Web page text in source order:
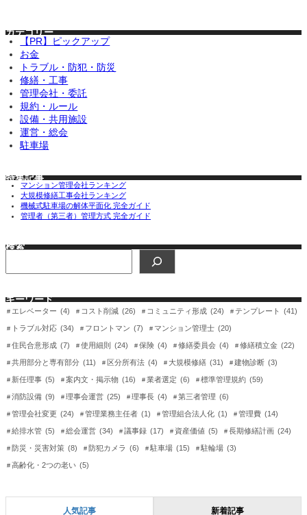
カテゴリー
【PR】ピックアップ
お金
トラブル・防犯・防災
修繕・工事
管理会社・委託
規約・ルール
設備・共用施設
運営・総会
駐車場
特集記事
マンション管理会社ランキング
大規模修繕工事会社ランキング
機械式駐車場の解体平面化 完全ガイド
管理者（第三者）管理方式 完全ガイド
検索
キーワード
エレベーター (4) コスト削減 (26) コミュニティ形成 (24) テンプレート (41)
トラブル対応 (34) フロントマン (7) マンション管理士 (20)
住民合意形成 (7) 使用細則 (24) 保険 (4) 修繕委員会 (4) 修繕積立金 (22)
共用部分と専有部分 (11) 区分所有法 (4) 大規模修繕 (31) 建物診断 (3)
新任理事 (5) 案内文・掲示物 (16) 業者選定 (6) 標準管理規約 (59)
消防設備 (9) 理事会運営 (25) 理事長 (4) 第三者管理 (6)
管理会社変更 (24) 管理業務主任者 (1) 管理組合法人化 (1) 管理費 (14)
給排水管 (5) 総会運営 (34) 議事録 (17) 資産価値 (5) 長期修繕計画 (24)
防災・災害対策 (8) 防犯カメラ (6) 駐車場 (15) 駐輪場 (3)
高齢化・2つの老い (5)
人気記事 新着記事